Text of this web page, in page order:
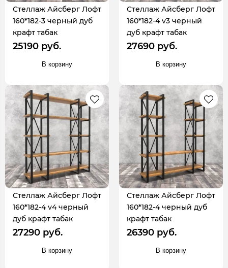
Стеллаж Айсберг Лофт
160*182-3 черный дуб
крафт табак
25190 руб.
В корзину
Стеллаж Айсберг Лофт
160*182-4 v3 черный
дуб крафт табак
27690 руб.
В корзину
Стеллаж Айсберг Лофт
160*182-4 v4 черный
дуб крафт табак
27290 руб.
В корзину
Стеллаж Айсберг Лофт
160*182-4 черный дуб
крафт табак
26390 руб.
В корзину